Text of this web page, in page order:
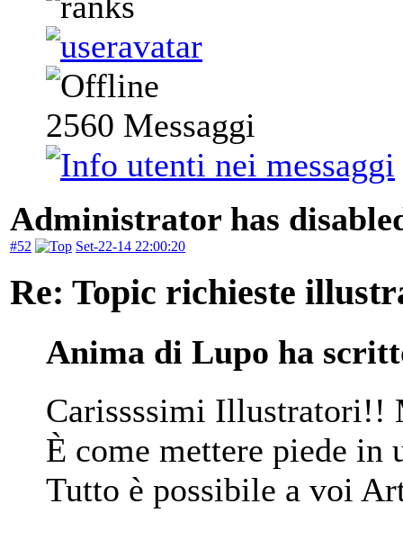
2560 Messaggi
Administrator has
#52 Set-22-14 22:00:20
Re: Topic richieste
Anima di Lupo ha
Carissssimi Illustratori!!
È come mettere piede in
Tutto è possibile a voi